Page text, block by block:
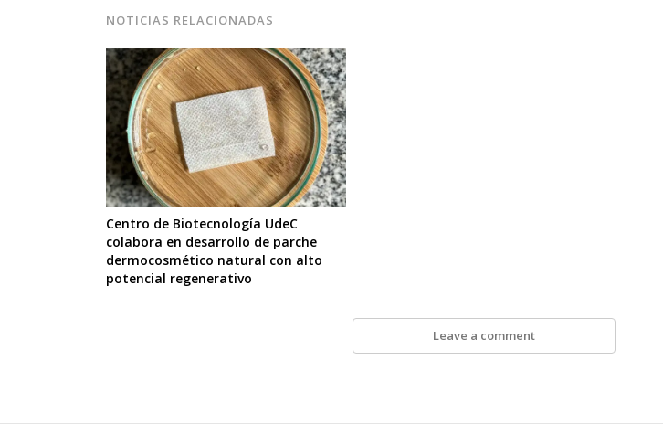
NOTICIAS RELACIONADAS
Centro de Biotecnología UdeC
colabora en desarrollo de parche
dermocosmético natural con alto
potencial regenerativo
Leave a comment